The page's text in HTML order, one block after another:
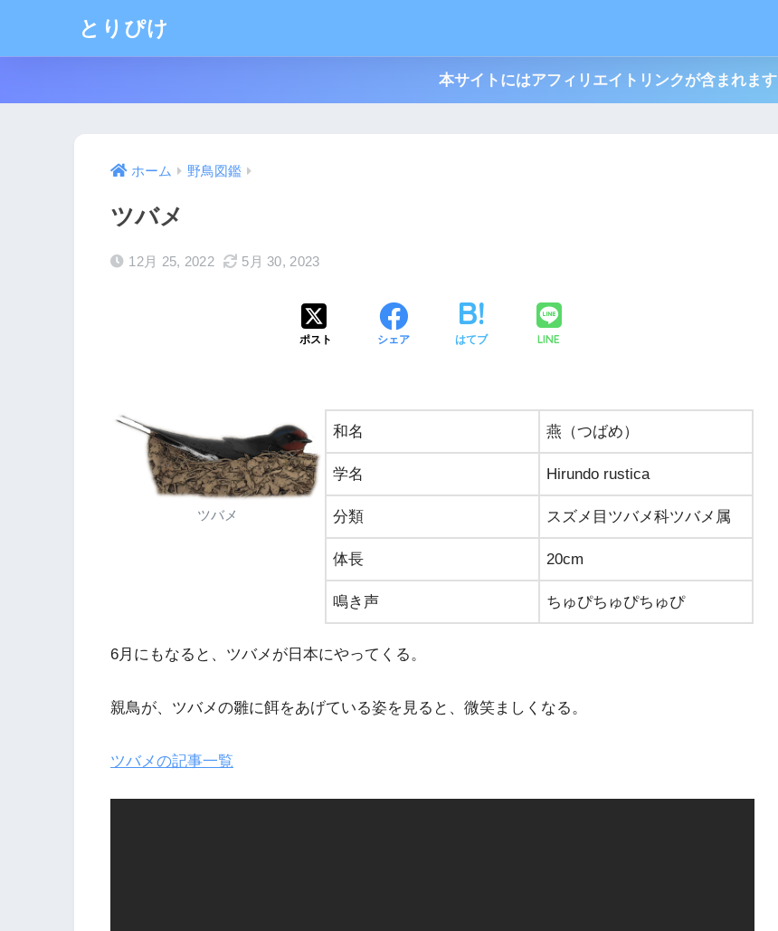
とりぴけ
本サイトにはアフィリエイトリンクが含まれます
ホーム 野鳥図鑑
ツバメ
12月 25, 2022 5月 30, 2023
ポスト シェア はてブ LINE
ツバメ
和名 燕（つばめ）
学名 Hirundo rustica
分類 スズメ目ツバメ科ツバメ属
体長 20cm
鳴き声 ちゅぴちゅぴちゅぴ
6月にもなると、ツバメが日本にやってくる。
親鳥が、ツバメの雛に餌をあげている姿を見ると、微笑ましくなる。
ツバメの記事一覧